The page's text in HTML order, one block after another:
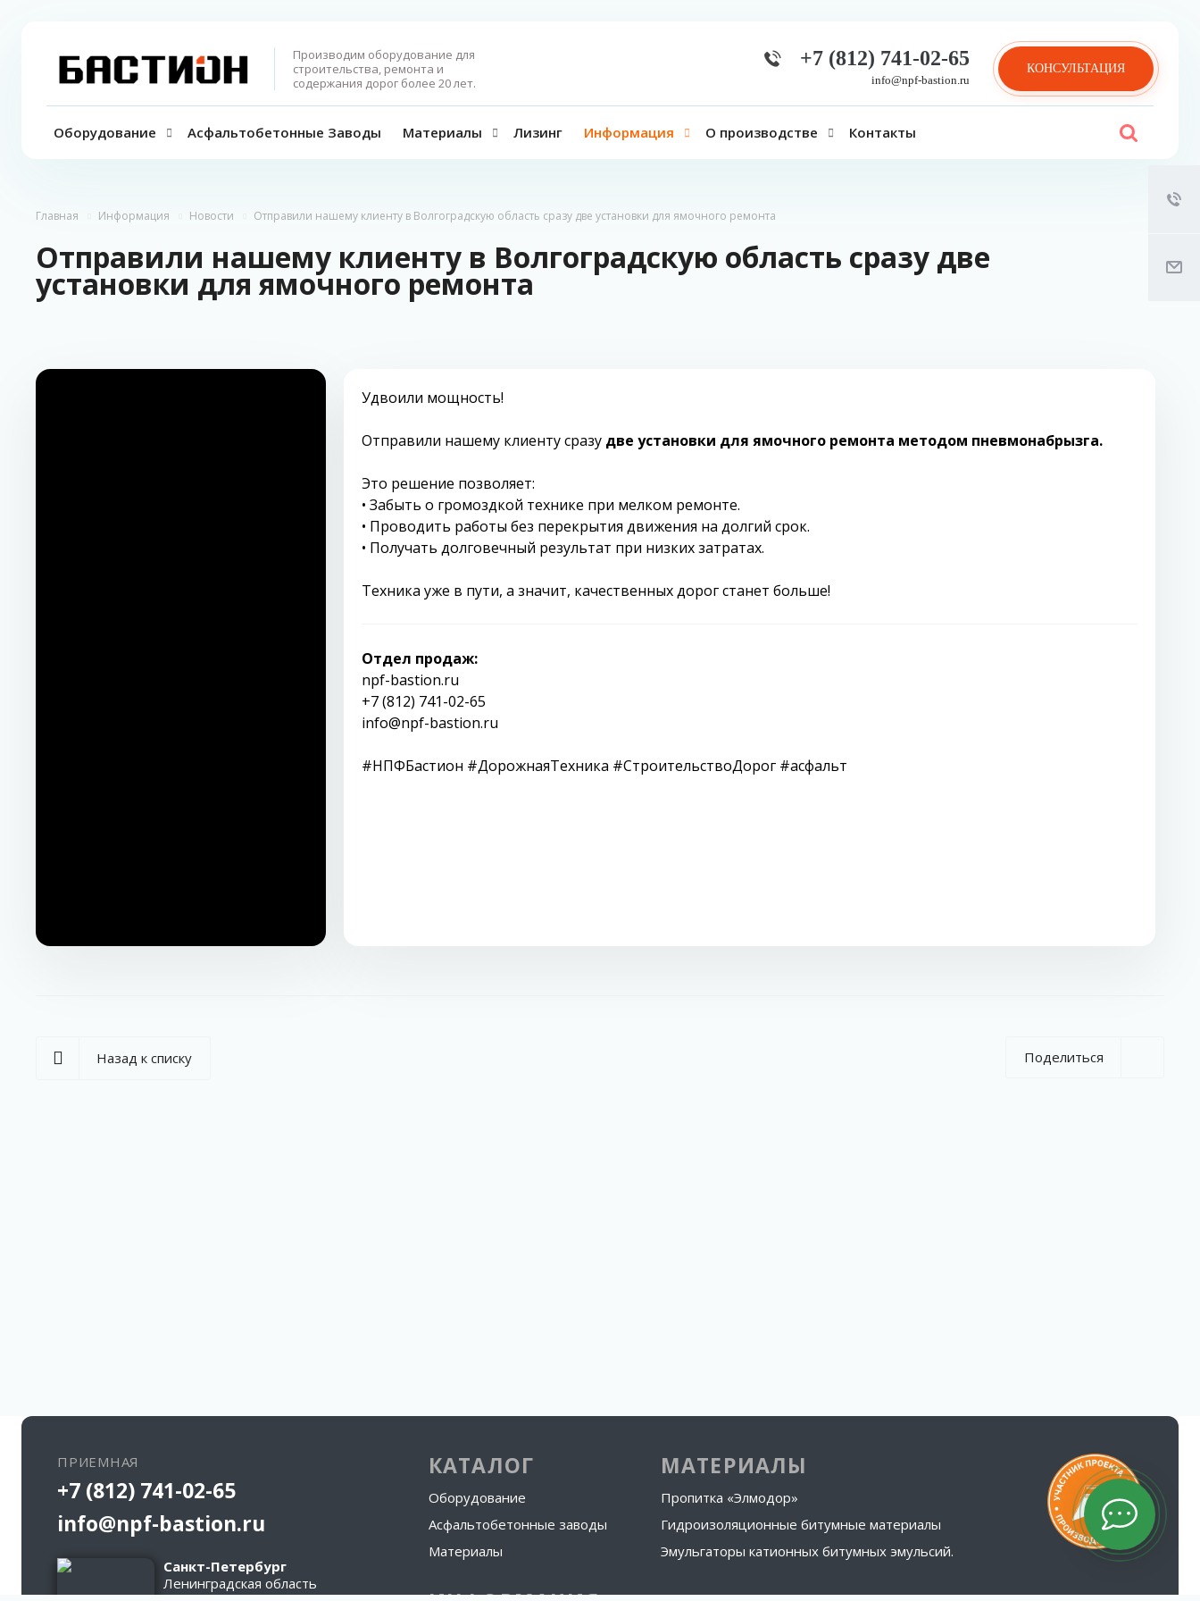
Производим оборудование для
строительства, ремонта и
содержания дорог более 20 лет.
+7 (812) 741-02-65
info@npf-bastion.ru
КОНСУЛЬТАЦИЯ
Оборудование Асфальтобетонные Заводы Материалы Лизинг Информация О производстве Контакты
Главная Информация Новости Отправили нашему клиенту в Волгоградскую область сразу две установки для ямочного ремонта
Отправили нашему клиенту в Волгоградскую область сразу две
установки для ямочного ремонта
Удвоили мощность!
Отправили нашему клиенту сразу две установки для ямочного ремонта методом пневмонабрызга.
Это решение позволяет:
• Забыть о громоздкой технике при мелком ремонте.
• Проводить работы без перекрытия движения на долгий срок.
• Получать долговечный результат при низких затратах.
Техника уже в пути, а значит, качественных дорог станет больше!
Отдел продаж:
npf-bastion.ru
+7 (812) 741-02-65
info@npf-bastion.ru
#НПФБастион #ДорожнаяТехника #СтроительствоДорог #асфальт
Поделиться
Назад к списку
ПРИЕМНАЯ
+7 (812) 741-02-65
info@npf-bastion.ru
Санкт-Петербург
Ленинградская область
КАТАЛОГ
Оборудование
Асфальтобетонные заводы
Материалы
МАТЕРИАЛЫ
Пропитка «Элмодор»
Гидроизоляционные битумные материалы
Эмульгаторы катионных битумных эмульсий.